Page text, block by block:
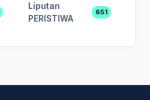
Liputan
PERISTIWA
651